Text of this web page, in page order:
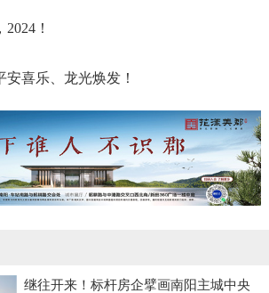
！
喜乐、龙光焕发！
继往开来！标杆房企擘画南阳主城中央